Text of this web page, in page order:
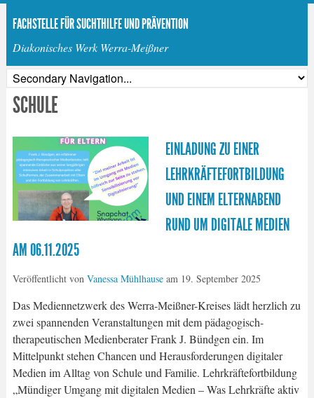
FACHSTELLE FÜR SUCHTHILFE UND PRÄVENTION
Diakonisches Werk Werra-Meißner
SCHULE
EINLADUNG ZU EINER
LEHRKRÄFTEFORTBILDUNG
UND EINEM ELTERNABEND
RUND UM DIGITALE MEDIEN
AM 06.11.2025
Veröffentlicht von Vanessa Mühlhauseam 19. September 2025
Das Mediennetzwerk des Werra-Meißner-Kreises lädt herzlich zu
zwei spannenden Veranstaltungen mit dem pädagogisch-
therapeutischen Medienberater Frank J. Bündgen ein. Im
Mittelpunkt stehen Chancen und Herausforderungen digitaler
Medien im Alltag von Schule und Familie. Lehrkräftefortbildung
„Mündiger Umgang mit digitalen Medien – Was Lehrkräfte aktiv